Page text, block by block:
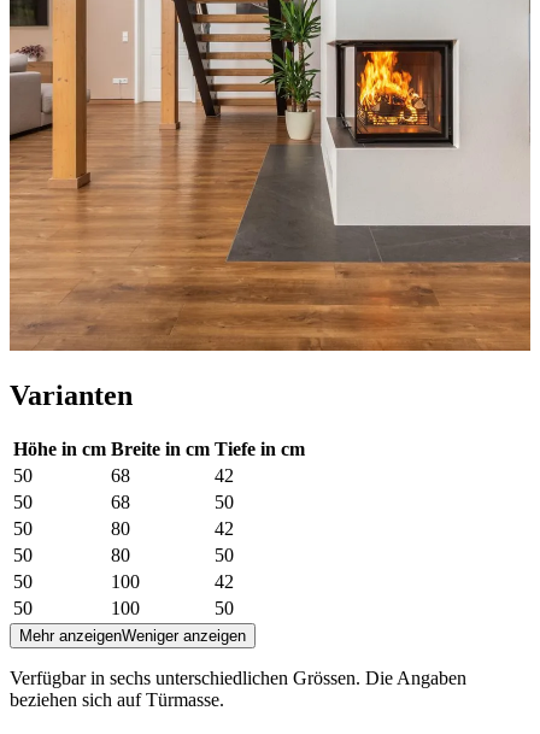
Varianten
Höhe in cm Breite in cm Tiefe in cm
50
68
42
50
68
50
50
80
42
50
80
50
50
100
42
50
100 50
Mehr anzeigenWeniger anzeigen
Verfügbar in sechs unterschiedlichen Grössen. Die Angaben
beziehen sich auf Türmasse.